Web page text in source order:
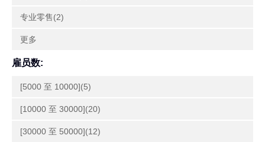
专业零售(2)
更多
雇员数:
[5000 至 10000](5)
[10000 至 30000](20)
[30000 至 50000](12)